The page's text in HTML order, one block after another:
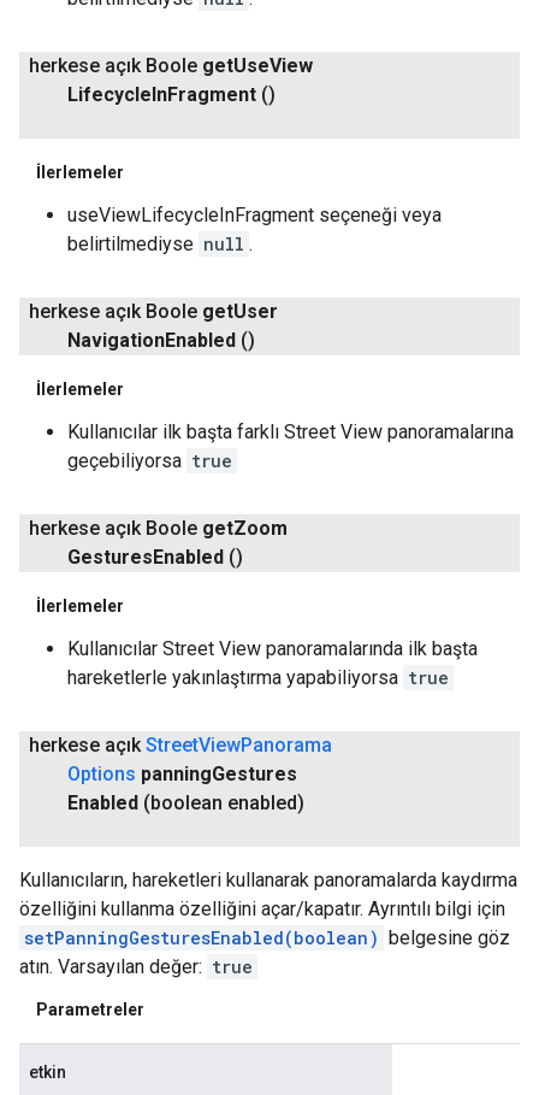
herkese açık Boole getUseView
LifecycleInFragment ()
İlerlemeler
useViewLifecycleInFragment seçeneği veya
belirtilmediyse null .
herkese açık Boole getUser
NavigationEnabled ()
İlerlemeler
Kullanıcılar ilk başta farklı Street View panoramalarına
geçebiliyorsa true
herkese açık Boole getZoom
GesturesEnabled ()
İlerlemeler
Kullanıcılar Street View panoramalarında ilk başta
hareketlerle yakınlaştırma yapabiliyorsa true
herkese açıkStreetViewPanorama
Options panningGestures
Enabled (boolean enabled)
Kullanıcıların, hareketleri kullanarak panoramalarda kaydırma
özelliğini kullanma özelliğini açar/kapatır. Ayrıntılı bilgi için
setPanningGesturesEnabled(boolean) belgesine göz
atın. Varsayılan değer: true
Parametreler
etkin